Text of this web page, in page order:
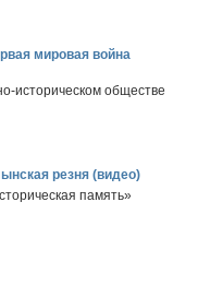
мировая война
историческом обществе
резня (видео)
память»